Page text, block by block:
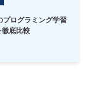
プログラミング学習
底比較